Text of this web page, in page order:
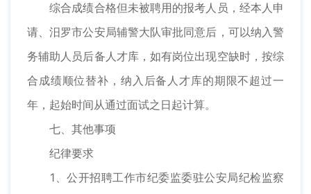
综合成绩合格但未被聘用的报考人员，经本人申
请、汨罗市公安局辅警大队审批同意后，可以纳入警
务辅助人员后备人才库，如有岗位出现空缺时，按综
合成绩顺位替补，纳入后备人才库的期限不超过一
年，起始时间从通过面试之日起计算。
七、其他事项
纪律要求
1、公开招聘工作市纪委监委驻公安局纪检监察